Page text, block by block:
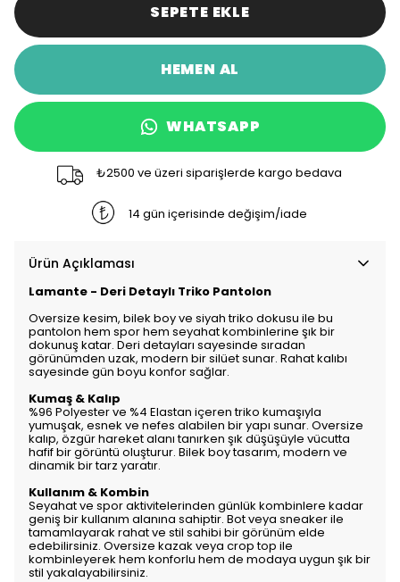
SEPETE EKLE
HEMEN AL
WHATSAPP
₺2500 ve üzeri siparişlerde kargo bedava
14 gün içerisinde değişim/iade
Ürün Açıklaması
Lamante - Deri Detaylı Triko Pantolon
Oversize kesim, bilek boy ve siyah triko dokusu ile bu
pantolon hem spor hem seyahat kombinlerine şık bir
dokunuş katar. Deri detayları sayesinde sıradan
görünümden uzak, modern bir silüet sunar. Rahat kalıbı
sayesinde gün boyu konfor sağlar.
Kumaş & Kalıp
%96 Polyester ve %4 Elastan içeren triko kumaşıyla
yumuşak, esnek ve nefes alabilen bir yapı sunar. Oversize
kalıp, özgür hareket alanı tanırken şık düşüşüyle vücutta
hafif bir görüntü oluşturur. Bilek boy tasarım, modern ve
dinamik bir tarz yaratır.
Kullanım & Kombin
Seyahat ve spor aktivitelerinden günlük kombinlere kadar
geniş bir kullanım alanına sahiptir. Bot veya sneaker ile
tamamlayarak rahat ve stil sahibi bir görünüm elde
edebilirsiniz. Oversize kazak veya crop top ile
kombinleyerek hem konforlu hem de modaya uygun şık bir
stil yakalayabilirsiniz.